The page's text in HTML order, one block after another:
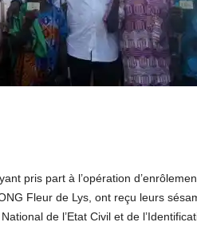
pris part à l’opération
Fleur de Lys, ont reçu leurs
de l’Etat Civil et de